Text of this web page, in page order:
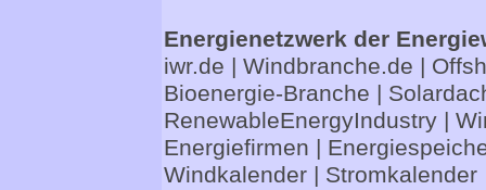
Energienetzwerk der
iwr.de | Windbranche.de |
Bioenergie-Branche |
RenewableEnergyIndustry|
Energiefirmen |
Windkalender| Stromkalender